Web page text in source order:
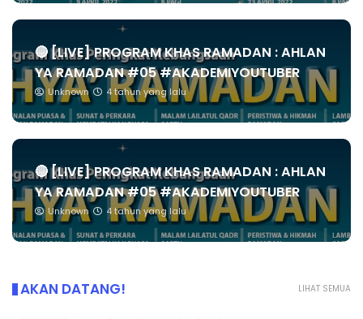
🔴 [LIVE] PROGRAM KHAS RAMADAN : AHLAN
YA RAMADAN #05 #AKADEMIYOUTUBER
Unknown 4 tahun yang lalu
🔴 [LIVE] PROGRAM KHAS RAMADAN : AHLAN
YA RAMADAN #05 #AKADEMIYOUTUBER
Unknown 4 tahun yang lalu
LIHAT SEMUA
AKAN DATANG!